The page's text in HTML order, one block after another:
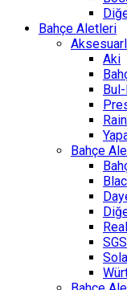
Bahçe Aletleri
Aki
Bahçe
SGS